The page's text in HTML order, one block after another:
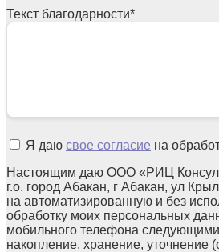
Текст благодарности*
Я даю свое согласие на
Настоящим даю ООО «РИЦ
г.о. город Абакан, г Абакан, ул
на автоматизированную и без
обработку моих персональных
мобильного телефона
накопление, хранение, уточнение